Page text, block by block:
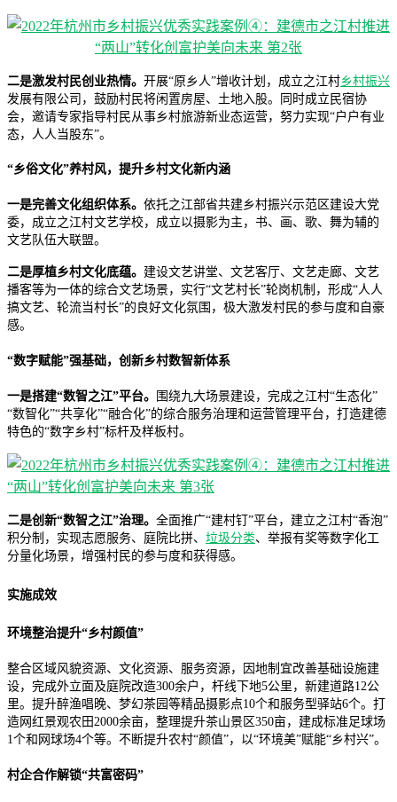
二是激发村民创业热情。 开展“原乡人”增收计划，成立之江村乡村振兴
发展有限公司，鼓励村民将闲置房屋、土地入股。同时成立民宿协
会，邀请专家指导村民从事乡村旅游新业态运营，努力实现“户户有业
态，人人当股东”。
“乡俗文化”养村风，提升乡村文化新内涵
一是完善文化组织体系。 依托之江部省共建乡村振兴示范区建设大党
委，成立之江村文艺学校，成立以摄影为主，书、画、歌、舞为辅的
文艺队伍大联盟。
二是厚植乡村文化底蕴。 建设文艺讲堂、文艺客厅、文艺走廊、文艺
播客等为一体的综合文艺场景，实行“文艺村长”轮岗机制，形成“人人
搞文艺、轮流当村长”的良好文化氛围，极大激发村民的参与度和自豪
感。
“数字赋能”强基础，创新乡村数智新体系
一是搭建“数智之江”平台。
围绕九大场景建设，完成之江村“生态化”
“数智化”“共享化”“融合化”的综合服务治理和运营管理平台，打造建德
特色的“数字乡村”标杆及样板村。
二是创新“数智之江”治理。 全面推广“建村钉”平台，建立之江村“香泡”
积分制，实现志愿服务、庭院比拼、 垃圾分类、举报有奖等数字化工
分量化场景，增强村民的参与度和获得感。
实施成效
环境整治提升“乡村颜值”
整合区域风貌资源、文化资源、服务资源，因地制宜改善基础设施建
设，完成外立面及庭院改造300余户，杆线下地5公里，新建道路12公
里。提升醉渔唱晚、梦幻茶园等精品摄影点10个和服务型驿站6个。打
造网红景观农田2000余亩，整理提升茶山景区350亩，建成标准足球场
1个和网球场4个等。不断提升农村“颜值”，以“环境美”赋能“乡村兴”。
村企合作解锁“共富密码”